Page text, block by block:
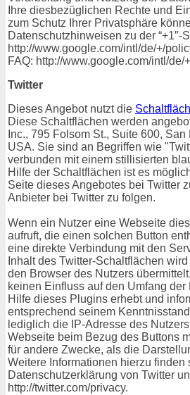
Ihre diesbezüglichen Rechte und
zum Schutz Ihrer Privatsphäre
Datenschutzhinweisen zu der “+1″-
http://www.google.com/intl/de/+/
FAQ: http://www.google.com/intl/de/
Twitter
Dieses Angebot nutzt die
Diese Schaltflächen werden
Inc., 795 Folsom St., Suite 600,
USA. Sie sind an Begriffen wie
verbunden mit einem stillisierten
Hilfe der Schaltflächen ist es
Seite dieses Angebotes bei Twitter
Anbieter bei Twitter zu folgen.
Wenn ein Nutzer eine Webseite
aufruft, die einen solchen Button
eine direkte Verbindung mit den
Inhalt des Twitter-Schaltflächen
den Browser des Nutzers
keinen Einfluss auf den Umfang der
Hilfe dieses Plugins erhebt und
entsprechend seinem
lediglich die IP-Adresse des
Webseite beim Bezug des Buttons
für andere Zwecke, als die
Weitere Informationen hierzu finden
Datenschutzerklärung von Twitter
http://twitter.com/privacy.